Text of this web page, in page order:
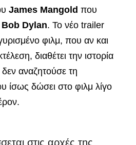
James Mangold που
Bob Dylan. Το νέο trailer
φιλμ, που αν και
διαθέτει την ιστορία
αναζητούσε τη
ίσως δώσει στο φιλμ λίγο
στις αρχές της